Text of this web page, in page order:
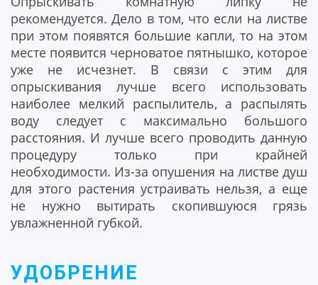
рекомендуется. Дело в том, что если на листве
при этом появятся большие капли, то на этом
месте появится черноватое пятнышко, которое
уже не исчезнет. В связи с этим для
опрыскивания лучше всего использовать
наиболее мелкий распылитель, а распылять
воду следует с максимально большого
расстояния. И лучше всего проводить данную
процедуру только при крайней
необходимости. Из-за опушения на листве душ
для этого растения устраивать нельзя, а еще
не нужно вытирать скопившуюся грязь
увлажненной губкой.
УДОБРЕНИЕ